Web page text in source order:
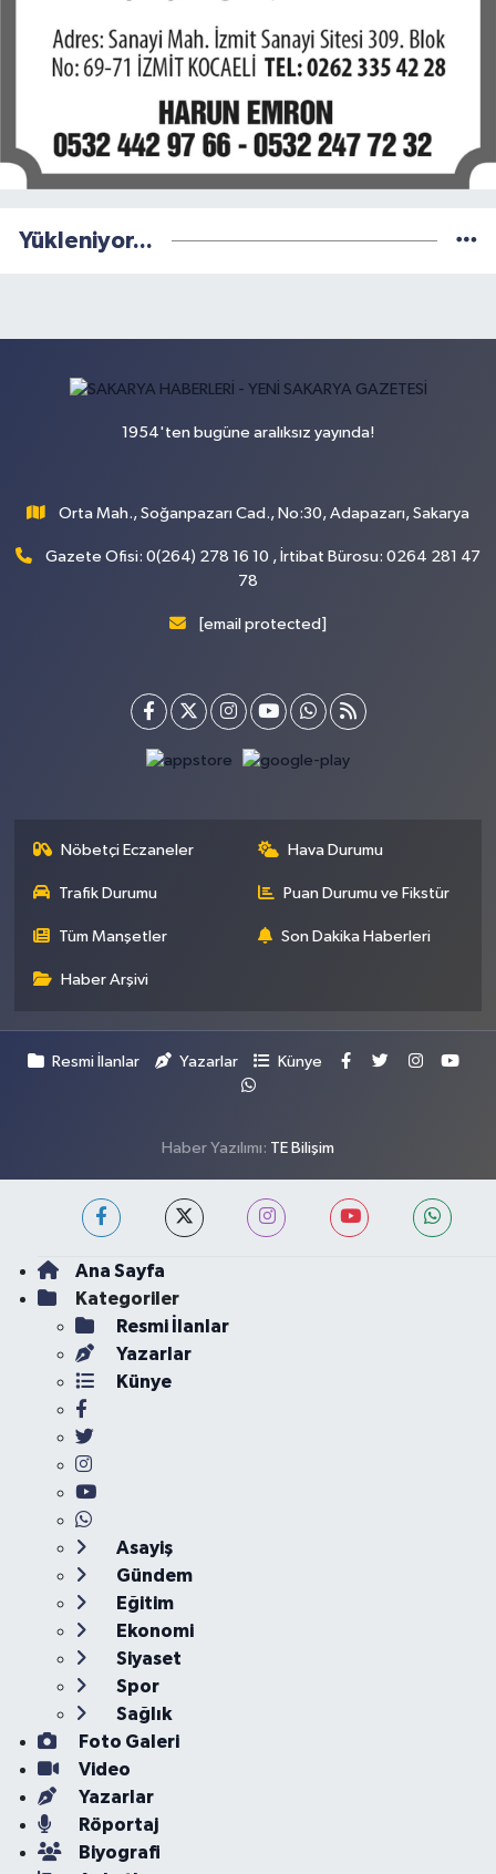
Yükleniyor...
1954'ten bugüne aralıksız yayında!
Orta Mah., Soğanpazarı Cad., No:30, Adapazarı, Sakarya
Gazete Ofisi: 0(264) 278 16 10 , İrtibat Bürosu: 0264 281 47
78
[email protected]
Nöbetçi Eczaneler Hava Durumu
Trafik Durumu Puan Durumu ve Fikstür
Tüm Manşetler Son Dakika Haberleri
Haber Arşivi
Resmi İlanlar Yazarlar Künye
Haber Yazılımı: TE Bilişim
Ana Sayfa
Kategoriler
Resmi İlanlar
Yazarlar
Künye
Asayiş
Gündem
Eğitim
Ekonomi
Siyaset
Spor
Sağlık
Foto Galeri
Video
Yazarlar
Röportaj
Biyografi